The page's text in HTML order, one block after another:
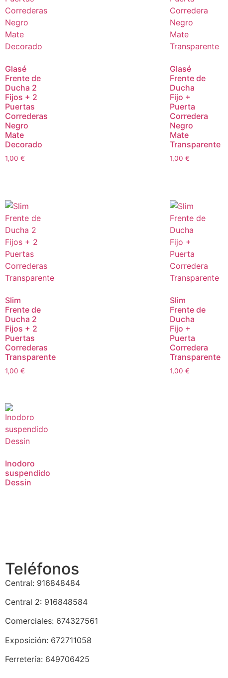
Glasé
Frente de
Ducha 2
Fijos + 2
Puertas
Correderas
Negro
Mate
Decorado
1,00 €
Glasé
Frente de
Ducha
Fijo +
Puerta
Corredera
Negro
Mate
Transparente
1,00 €
Slim
Frente de
Ducha 2
Fijos + 2
Puertas
Correderas
Transparente
1,00 €
Slim
Frente de
Ducha
Fijo +
Puerta
Corredera
Transparente
1,00 €
Inodoro
suspendido
Dessin
Teléfonos
Central: 916848484
Central 2: 916848584
Comerciales: 674327561
Exposición: 672711058
Ferretería: 649706425